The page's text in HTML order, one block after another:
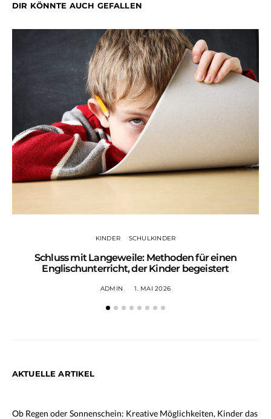
DIR KÖNNTE AUCH GEFALLEN
KINDER SCHULKINDER
Schluss mit Langeweile: Methoden für einen
Englischunterricht, der Kinder begeistert
ADMIN 1. MAI 2026
AKTUELLE ARTIKEL
Ob Regen oder Sonnenschein: Kreative Möglichkeiten, Kinder das